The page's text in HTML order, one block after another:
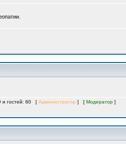
и гостей: 60 [ Администратор ] [ Модератор ]